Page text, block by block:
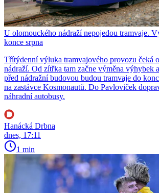
U olomouckého nádraží nepojedou tramvaje.
konce srpna
Třítýdenní výluka tramvajového provozu čeká
nádraží. Od zítřka tam začne výměna výhybek
před nádražní budovou budou tramvaje do
na zastávce Kosmonautů. Do Pavloviček
náhradní autobusy.
Hanácká Drbna
dnes, 17:11
1 min